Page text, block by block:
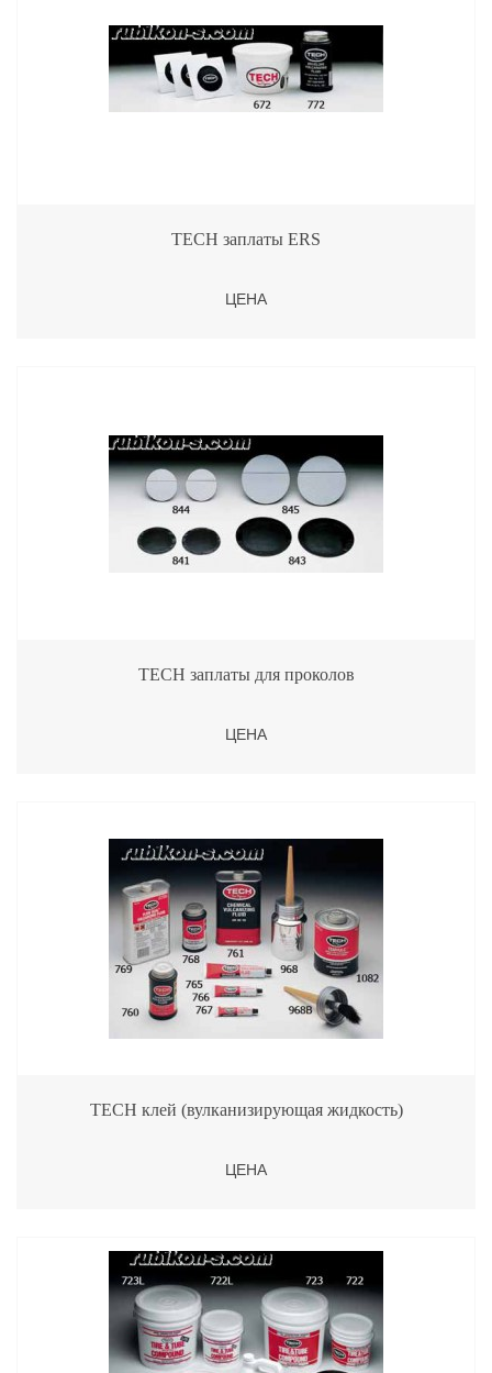
TECH заплаты ERS
ЦЕНА
TECH заплаты для проколов
ЦЕНА
TECH клей (вулканизирующая жидкость)
ЦЕНА